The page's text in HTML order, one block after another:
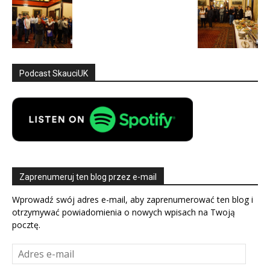
Podcast SkauciUK
Zaprenumeruj ten blog przez e-mail
Wprowadź swój adres e-mail, aby zaprenumerować ten blog i
otrzymywać powiadomienia o nowych wpisach na Twoją
pocztę.
Adres
e-